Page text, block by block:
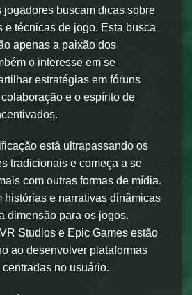
jogadores buscam dicas sobre
e técnicas de jogo. Esta busca
apenas a paixão dos
o interesse em se
estratégias em fóruns
e o espírito de
está ultrapassando os
tradicionais e começa a se
com outras formas de mídia.
histórias e narrativas dinâmicas
dimensão para os jogos.
Studios e Epic Games estão
ao desenvolver plataformas
no usuário.